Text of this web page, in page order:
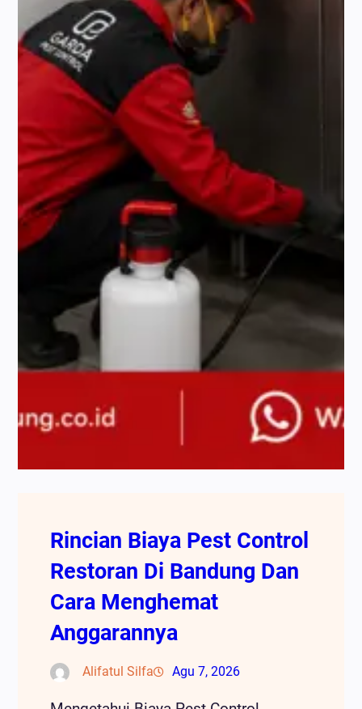
Rincian Biaya Pest Control
Restoran Di Bandung Dan
Cara Menghemat
Anggarannya
Alifatul Silfa Agu 7, 2026